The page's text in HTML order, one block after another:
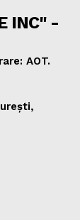
INC" -
AOT.